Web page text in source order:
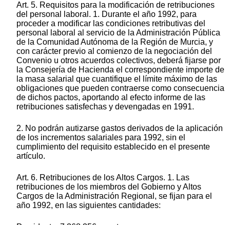
Art. 5. Requisitos para la modificación de retribuciones
del personal laboral. 1. Durante el año 1992, para
proceder a modificar las condiciones retributivas del
personal laboral al servicio de la Administración Pública
de la Comunidad Autónoma de la Región de Murcia, y
con carácter previo al comienzo de la negociación del
Convenio u otros acuerdos colectivos, deberá fijarse por
la Consejería de Hacienda el correspondiente importe de
la masa salarial que cuantifique el límite máximo de las
obligaciones que pueden contraerse como consecuencia
de dichos pactos, aportando al efecto informe de las
retribuciones satisfechas y devengadas en 1991.
2. No podrán autizarse gastos derivados de la aplicación
de los incrementos salariales para 1992, sin el
cumplimiento del requisito establecido en el presente
artículo.
Art. 6. Retribuciones de los Altos Cargos. 1. Las
retribuciones de los miembros del Gobierno y Altos
Cargos de la Administración Regional, se fijan para el
año 1992, en las siguientes cantidades: